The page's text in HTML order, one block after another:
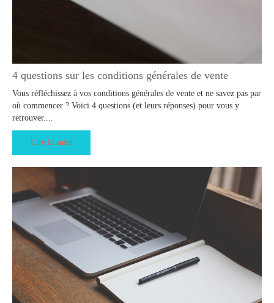
4 questions sur les conditions générales de vente
Vous réfléchissez à vos conditions générales de vente et ne savez pas par
où commencer ? Voici 4 questions (et leurs réponses) pour vous y
retrouver....
Lire la suite